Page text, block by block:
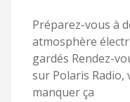
Préparez-vous à
atmosphère
gardés Rendez-
sur Polaris Radio,
manquer ça